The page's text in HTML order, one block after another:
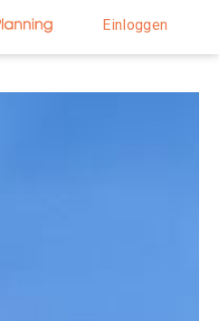
628 230 Einloggen